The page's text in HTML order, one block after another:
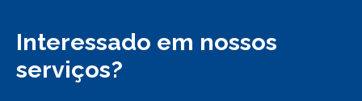
Interessado em nossos
serviços?